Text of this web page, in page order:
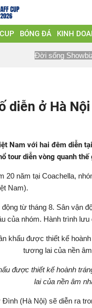
BÓNG ĐÁ KINH
Đời sống
diễn ở Hà Nội
Nam với hai đêm diễn
tour diễn vòng quanh
20 năm tại Coachella,
Nam).
từ tháng 8. Sân vận
của nhóm. Hành trình
được thiết kế hoành
lai của nền âm
(Hà Nội) sẽ diễn ra